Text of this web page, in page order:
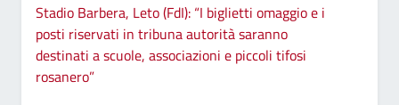
Stadio Barbera, Leto (FdI): “I biglietti omaggio e i
posti riservati in tribuna autorità saranno
destinati a scuole, associazioni e piccoli tifosi
rosanero”